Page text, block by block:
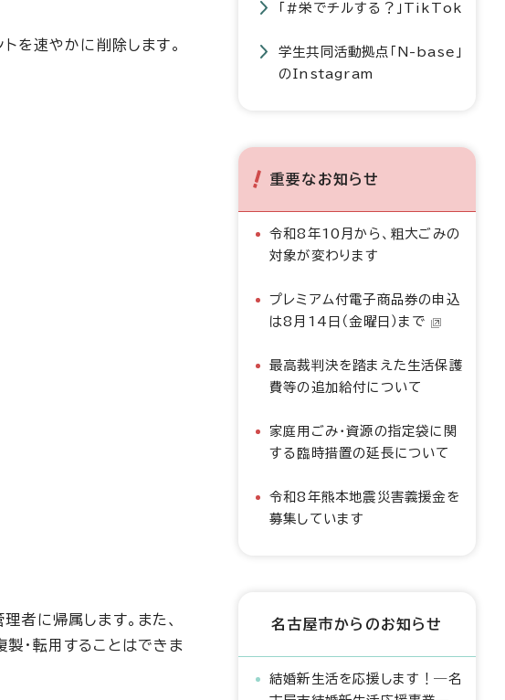
を速やかに削除します。
者に帰属します。また、
・転用することはできま
「#栄でチルする？」TikTok
学生共同活動拠点「N-base」
のInstagram
重要なお知らせ
令和8年10月から、粗大ごみの
対象が変わります
プレミアム付電子商品券の申込
は8月14日（金曜日）まで
最高裁判決を踏まえた生活保護
費等の追加給付について
家庭用ごみ・資源の指定袋に関
する臨時措置の延長について
令和8年熊本地震災害義援金を
募集しています
名古屋市からのお知らせ
結婚新生活を応援します！―名